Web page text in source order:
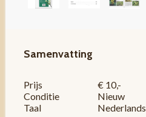
Samenvatting
Prijs
€ 10,-
Conditie
Nieuw
Taal
Nederlands